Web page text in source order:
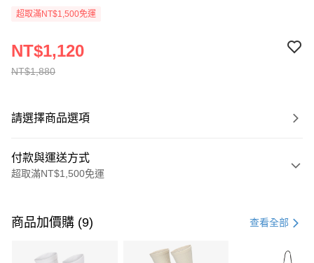
超取滿NT$1,500免運
NT$1,880
NT$1,120
請選擇商品選項
付款與運送方式
超取滿NT$1,500免運
信用卡一次付款
商品加價購 (9) 查看全部